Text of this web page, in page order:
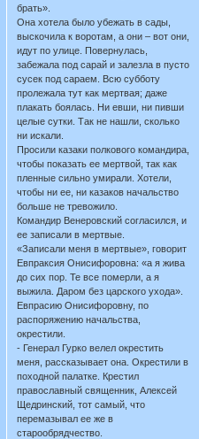
брать».
Она хотела было убежать в сады,
выскочила к воротам, а они – вот они,
идут по улице. Повернулась,
забежала под сарай и залезла в пусто
сусек под сараем. Всю субботу
пролежала тут как мертвая; даже
плакать боялась. Ни евши, ни пивши
целые сутки. Так не нашли, сколько
ни искали.
Просили казаки полкового командира,
чтобы показать ее мертвой, так как
пленные сильно умирали. Хотели,
чтобы ни ее, ни казаков начальство
больше не тревожило.
Командир Венеровский согласился, и
ее записали в мертвые.
«Записали меня в мертвые», говорит
Евпраксия Онисифоровна: «а я жива
до сих пор. Те все померли, а я
выжила. Даром без царского ухода».
Евпрасию Онисифоровну, по
распоряжению начальства,
окрестили.
- Генерал Гурко велел окрестить
меня, рассказывает она. Окрестили в
походной палатке. Крестил
православный священник, Алексей
Щедринский, тот самый, что
перемазывал ее же в
старообрядчество.